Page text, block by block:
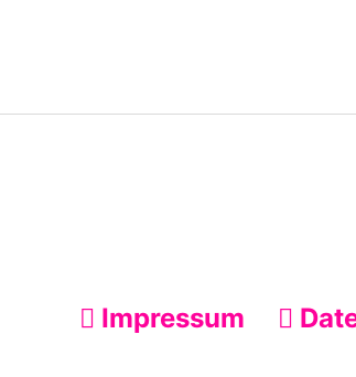
Impressum